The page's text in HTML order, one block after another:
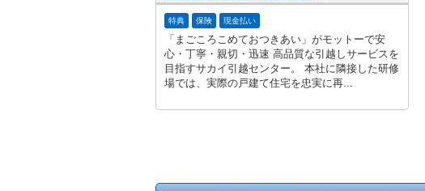
特典 保険 現金払い
「まごころこめておつきあい」がモットーで安
心・丁寧・親切・迅速 高品質な引越しサービスを
目指すサカイ引越センター。 本社に隣接した研修
場では、実際の戸建て住宅を忠実に再...